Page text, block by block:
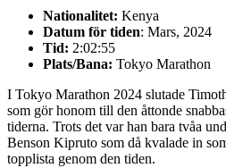
Nationalitet: Kenya
Datum för tiden: Mars, 2024
Tid: 2:02:55
Plats/Bana: Tokyo Marathon
I Tokyo Marathon 2024 slutade
som gör honom till den åttonde
tiderna. Trots det var han bara tvåa
Benson Kipruto som då kvalade in
topplista genom den tiden.